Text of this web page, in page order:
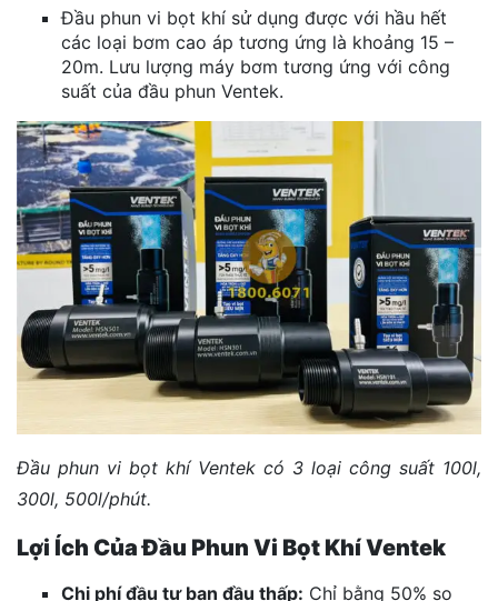
Đầu phun vi bọt khí sử dụng được với hầu hết
các loại bơm cao áp tương ứng là khoảng 15 –
20m. Lưu lượng máy bơm tương ứng với công
suất của đầu phun Ventek.
Đầu phun vi bọt khí Ventek có 3 loại công suất 100l,
300l, 500l/phút.
Lợi Ích Của Đầu Phun Vi Bọt Khí Ventek
Chi phí đầu tư ban đầu thấp: Chỉ bằng 50% so